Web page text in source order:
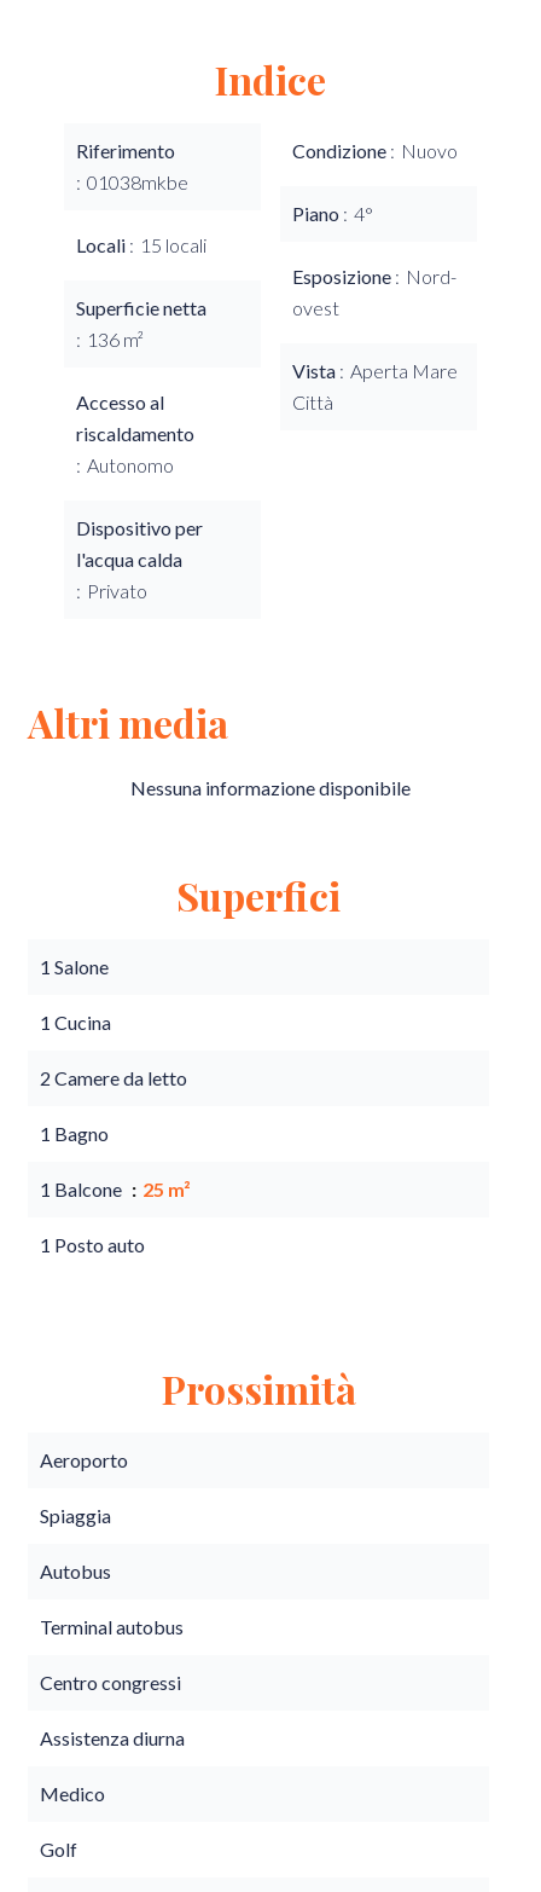
Indice
Riferimento
01038mkbe
Locali 15 locali
Superficie netta
136 m²
Accesso al
riscaldamento
Autonomo
Dispositivo per
l'acqua calda
Privato
Condizione Nuovo
Piano 4°
Esposizione
Nord-
ovest
Vista
Aperta Mare
Città
Altri media
Nessuna informazione disponibile
Superfici
1 Salone
1 Cucina
2 Camere da letto
1 Bagno
1 Balcone 25 m²
1 Posto auto
Prossimità
Aeroporto
Spiaggia
Autobus
Terminal autobus
Centro congressi
Assistenza diurna
Medico
Golf